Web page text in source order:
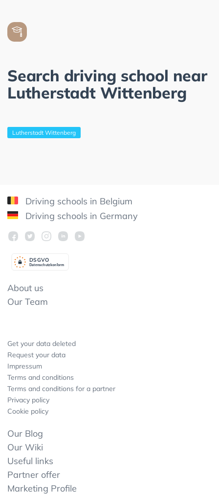
Search driving school near
Lutherstadt Wittenberg
Lutherstadt Wittenberg
Driving schools in Belgium
Driving schools in Germany
Datenschutzkonform
DSGVO
About us
Our Team
Get your data deleted
Request your data
Impressum
Terms and conditions
Terms and conditions for a partner
Privacy policy
Cookie policy
Our Blog
Our Wiki
Useful links
Partner offer
Marketing Profile